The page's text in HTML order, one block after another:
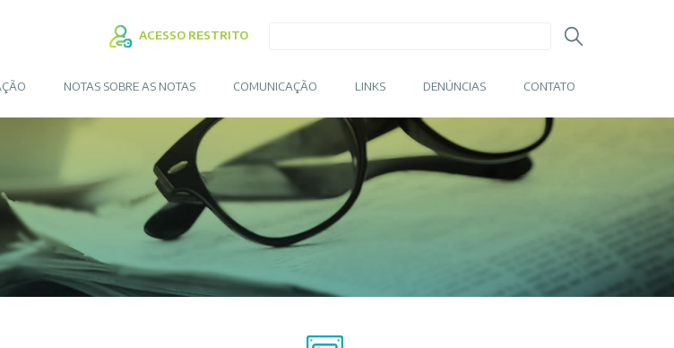
ACESSO RESTRITO
NOTAS SOBRE AS NOTAS COMUNICAÇÃO LINKS DENÚNCIAS CONTATO